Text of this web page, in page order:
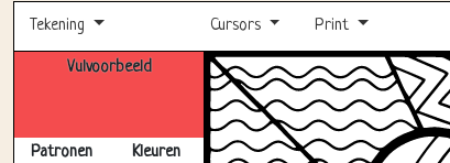
Tekening Cursors Print
Vulvoorbeeld
Patronen Kleuren